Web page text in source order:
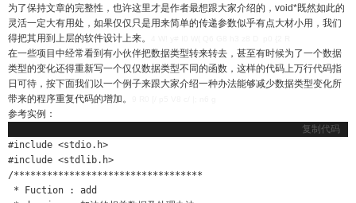
为了保持文章的完整性，也许这里才是作者最想跟大家介绍的，void*既然如此的
灵活一定大有用处，如果仅仅只是用来简单的传递参数似乎有点大材小用，我们
得把其用到上层的软件设计上来。
在一些项目中经常看到有小伙伴把数据类型转来转去，甚至有时候为了一个数据
类型的变化还得重新写一个仅仅数据类型不同的函数，这样的代码上万行代码指
日可待，按下面我们以一个例子来跟大家介绍一种办法能够减少数据类型变化所
带来的程序重复代码的增加。
参考实例：
复制代码
#include <stdio.h>
#include <stdlib.h>
/**********************************
* Fuction : add